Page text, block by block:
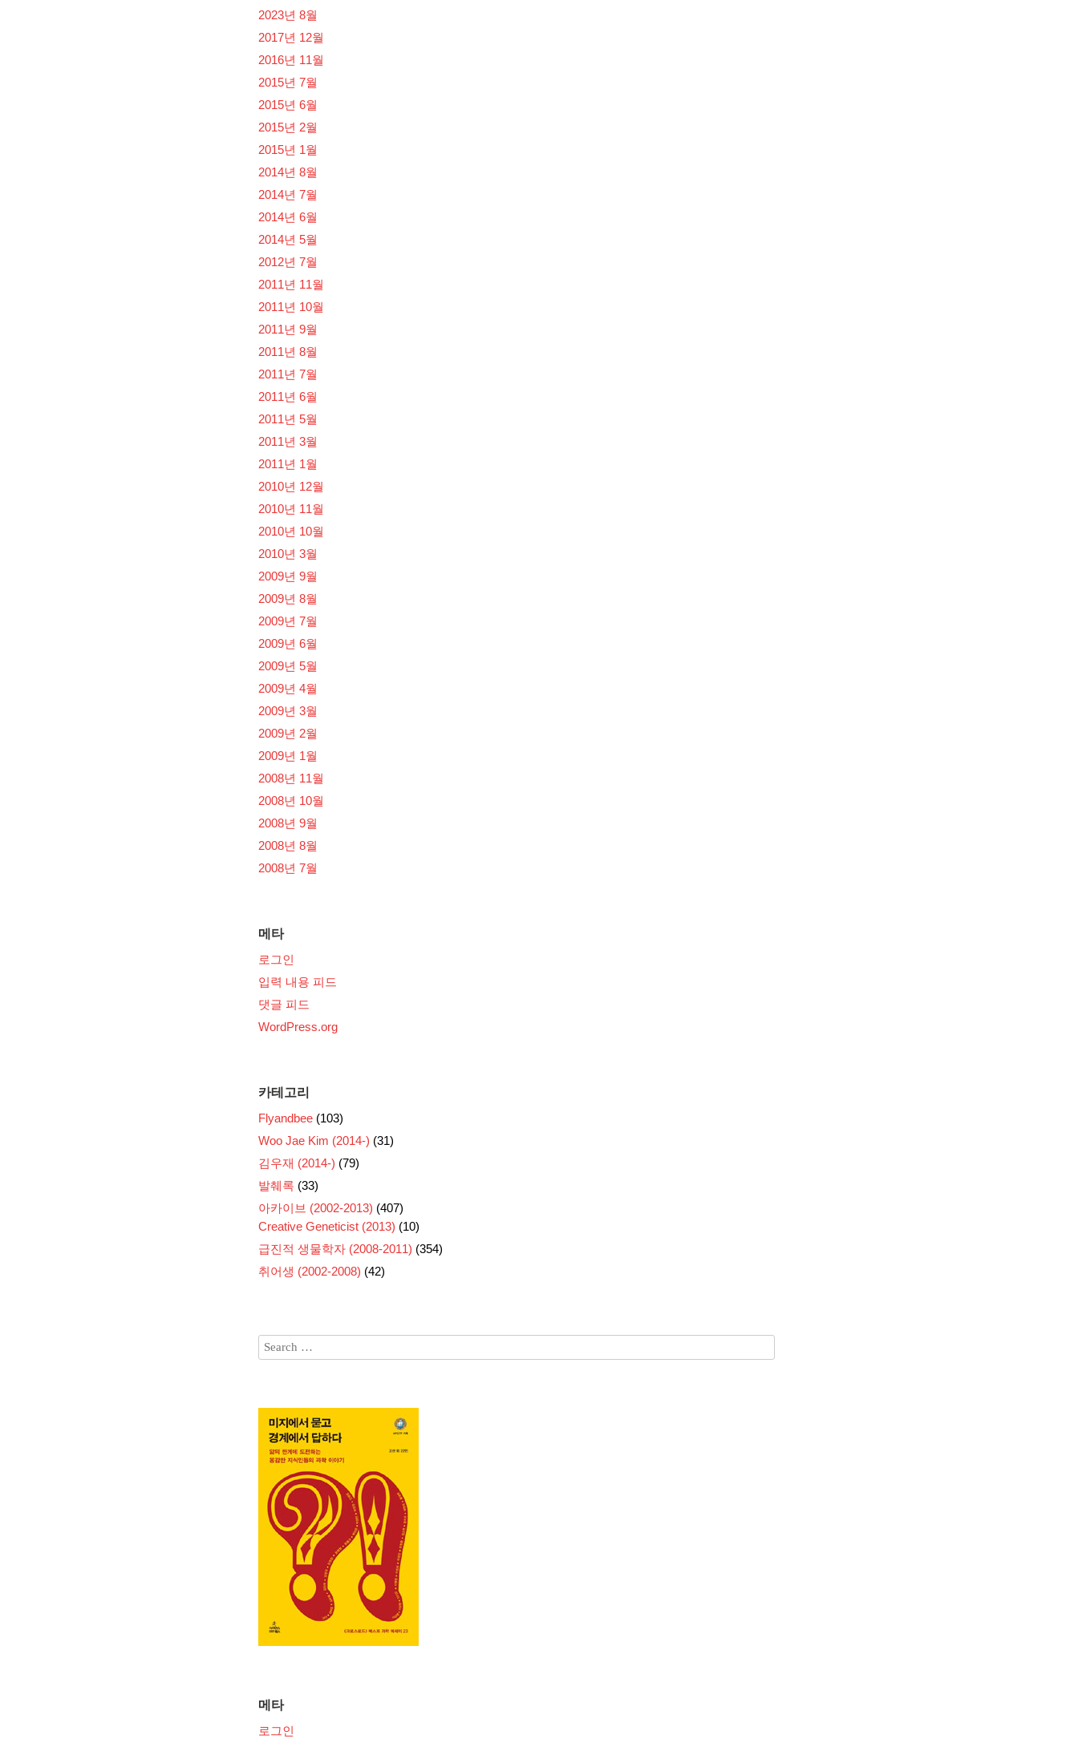
2023년 8월
2017년 12월
2016년 11월
2015년 7월
2015년 6월
2015년 2월
2015년 1월
2014년 8월
2014년 7월
2014년 6월
2014년 5월
2012년 7월
2011년 11월
2011년 10월
2011년 9월
2011년 8월
2011년 7월
2011년 6월
2011년 5월
2011년 3월
2011년 1월
2010년 12월
2010년 11월
2010년 10월
2010년 3월
2009년 9월
2009년 8월
2009년 7월
2009년 6월
2009년 5월
2009년 4월
2009년 3월
2009년 2월
2009년 1월
2008년 11월
2008년 10월
2008년 9월
2008년 8월
2008년 7월
메타
로그인
입력 내용 피드
댓글 피드
WordPress.org
카테고리
Flyandbee (103)
Woo Jae Kim (2014-) (31)
김우재 (2014-) (79)
발췌록 (33)
아카이브 (2002-2013) (407)
Creative Geneticist (2013) (10)
급진적 생물학자 (2008-2011) (354)
취어생 (2002-2008) (42)
메타
로그인